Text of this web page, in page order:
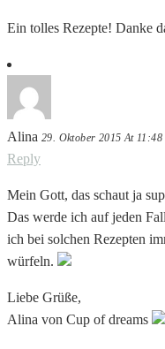
Ein tolles Rezepte! Danke
Alina 29. Oktober 2015 At 11:48
Reply
Mein Gott, das schaut ja
Das werde ich auf jeden
ich bei solchen Rezepten
würfeln.
Liebe Grüße,
Alina von Cup of dreams